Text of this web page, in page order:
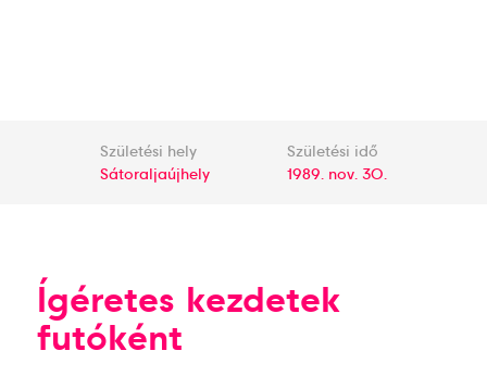
Születési hely
Sátoraljaújhely
Születési idő
1989. nov. 30.
Ígéretes kezdetek
futóként